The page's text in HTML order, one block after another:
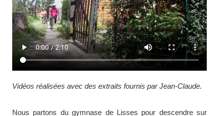
Vidéos réalisées avec des extraits fournis par Jean-Claude.
Nous partons du gymnase de Lisses pour descendre sur